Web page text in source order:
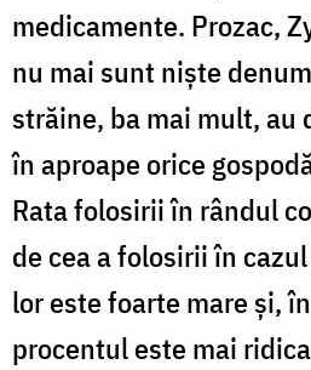
medicamente. Prozac,
nu mai sunt niște
străine, ba mai mult, au
în aproape orice
Rata folosirii în rândul
de cea a folosirii în
lor este foarte mare și,
procentul este mai